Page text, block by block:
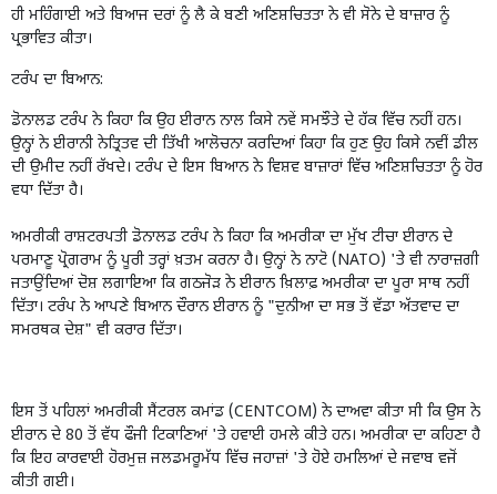
ਹੀ ਮਹਿੰਗਾਈ ਅਤੇ ਬਿਆਜ ਦਰਾਂ ਨੂੰ ਲੈ ਕੇ ਬਣੀ ਅਣਿਸ਼ਚਿਤਤਾ ਨੇ ਵੀ ਸੋਨੇ ਦੇ ਬਾਜ਼ਾਰ ਨੂੰ
ਪ੍ਰਭਾਵਿਤ ਕੀਤਾ।
ਟਰੰਪ ਦਾ ਬਿਆਨ:
ਡੋਨਾਲਡ ਟਰੰਪ ਨੇ ਕਿਹਾ ਕਿ ਉਹ ਈਰਾਨ ਨਾਲ ਕਿਸੇ ਨਵੇਂ ਸਮਝੌਤੇ ਦੇ ਹੱਕ ਵਿੱਚ ਨਹੀਂ ਹਨ।
ਉਨ੍ਹਾਂ ਨੇ ਈਰਾਨੀ ਨੇਤ੍ਰਿਤਵ ਦੀ ਤਿੱਖੀ ਆਲੋਚਨਾ ਕਰਦਿਆਂ ਕਿਹਾ ਕਿ ਹੁਣ ਉਹ ਕਿਸੇ ਨਵੀਂ ਡੀਲ
ਦੀ ਉਮੀਦ ਨਹੀਂ ਰੱਖਦੇ। ਟਰੰਪ ਦੇ ਇਸ ਬਿਆਨ ਨੇ ਵਿਸ਼ਵ ਬਾਜ਼ਾਰਾਂ ਵਿੱਚ ਅਣਿਸ਼ਚਿਤਤਾ ਨੂੰ ਹੋਰ
ਵਧਾ ਦਿੱਤਾ ਹੈ।
ਅਮਰੀਕੀ ਰਾਸ਼ਟਰਪਤੀ ਡੋਨਾਲਡ ਟਰੰਪ ਨੇ ਕਿਹਾ ਕਿ ਅਮਰੀਕਾ ਦਾ ਮੁੱਖ ਟੀਚਾ ਈਰਾਨ ਦੇ
ਪਰਮਾਣੂ ਪ੍ਰੋਗਰਾਮ ਨੂੰ ਪੂਰੀ ਤਰ੍ਹਾਂ ਖ਼ਤਮ ਕਰਨਾ ਹੈ। ਉਨ੍ਹਾਂ ਨੇ ਨਾਟੋ (NATO) 'ਤੇ ਵੀ ਨਾਰਾਜ਼ਗੀ
ਜਤਾਉਂਦਿਆਂ ਦੋਸ਼ ਲਗਾਇਆ ਕਿ ਗਠਜੋੜ ਨੇ ਈਰਾਨ ਖ਼ਿਲਾਫ਼ ਅਮਰੀਕਾ ਦਾ ਪੂਰਾ ਸਾਥ ਨਹੀਂ
ਦਿੱਤਾ। ਟਰੰਪ ਨੇ ਆਪਣੇ ਬਿਆਨ ਦੌਰਾਨ ਈਰਾਨ ਨੂੰ "ਦੁਨੀਆ ਦਾ ਸਭ ਤੋਂ ਵੱਡਾ ਅੱਤਵਾਦ ਦਾ
ਸਮਰਥਕ ਦੇਸ਼" ਵੀ ਕਰਾਰ ਦਿੱਤਾ।
ਇਸ ਤੋਂ ਪਹਿਲਾਂ ਅਮਰੀਕੀ ਸੈਂਟਰਲ ਕਮਾਂਡ (CENTCOM) ਨੇ ਦਾਅਵਾ ਕੀਤਾ ਸੀ ਕਿ ਉਸ ਨੇ
ਈਰਾਨ ਦੇ 80 ਤੋਂ ਵੱਧ ਫੌਜੀ ਟਿਕਾਣਿਆਂ 'ਤੇ ਹਵਾਈ ਹਮਲੇ ਕੀਤੇ ਹਨ। ਅਮਰੀਕਾ ਦਾ ਕਹਿਣਾ ਹੈ
ਕਿ ਇਹ ਕਾਰਵਾਈ ਹੋਰਮੁਜ਼ ਜਲਡਮਰੂਮੱਧ ਵਿੱਚ ਜਹਾਜ਼ਾਂ 'ਤੇ ਹੋਏ ਹਮਲਿਆਂ ਦੇ ਜਵਾਬ ਵਜੋਂ
ਕੀਤੀ ਗਈ।